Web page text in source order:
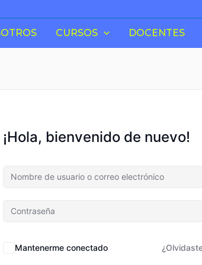
CURSOS DOCENTES
¡Hola, bienvenido de nuevo!
Mantenerme conectado